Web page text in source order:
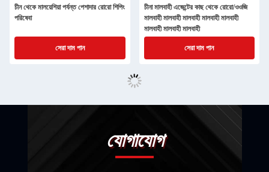
চীন থেকে মালয়েশিয়া পর্যন্ত পেশাদার রোরো শিপিং
পরিষেবা
সেরা দাম পান
চীনা মালবাহী এজেন্টের কাছ থেকে রোরো/ওওজি
মালবাহী মালবাহী মালবাহী মালবাহী মালবাহী
মালবাহী মালবাহী মালবাহী
সেরা দাম পান
যোগাযোগ